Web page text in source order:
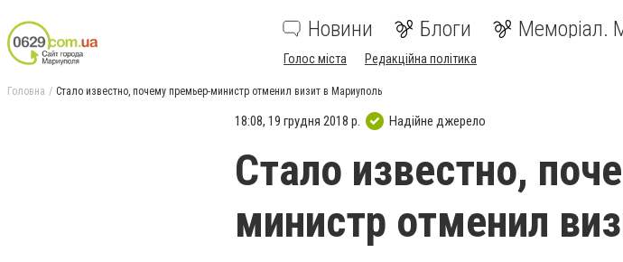
Новини Блоги Меморіал.
Голос міста Редакційна політика
Головна Стало известно, почему премьер-министр отменил визит в Мариуполь
18:08, 19 грудня 2018 р. Надійне джерело
Стало известно,
министр отменил